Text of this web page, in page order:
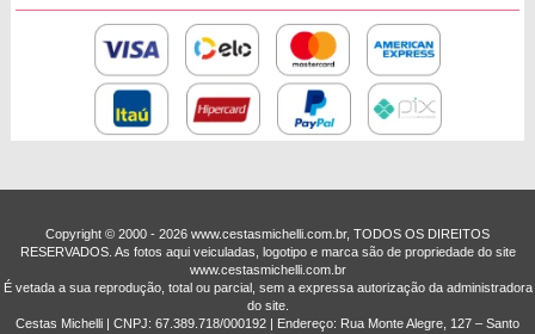
Copyright © 2000 - ­2026 www.cestasmichelli.com.br, TODOS OS DIREITOS
RESERVADOS. As fotos aqui veiculadas, logotipo e marca são de propriedade do site
www.cestasmichelli.com.br
É vetada a sua reprodução, total ou parcial, sem a expressa autorização da administradora
do site.
Cestas Michelli | CNPJ: 67.389.718/0001­92 | Endereço: Rua Monte Alegre, 127 – Santo